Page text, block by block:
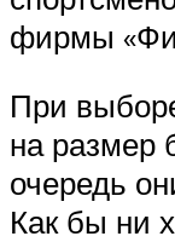
фирмы
При
на размер
очередь
Как бы ни